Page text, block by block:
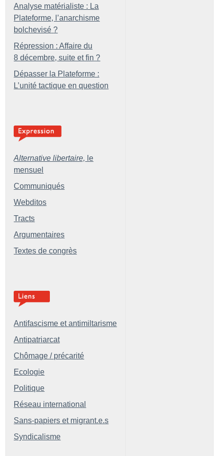
Analyse matérialiste : La
Plateforme, l’anarchisme
bolchevisé ?
Répression : Affaire du
8 décembre, suite et fin ?
Dépasser la Plateforme :
L’unité tactique en question
Alternative libertaire, le
mensuel
Communiqués
Webditos
Tracts
Argumentaires
Textes de congrès
Antifascisme et antimiltarisme
Antipatriarcat
Chômage / précarité
Ecologie
Politique
Réseau international
Sans-papiers et migrant.e.s
Syndicalisme